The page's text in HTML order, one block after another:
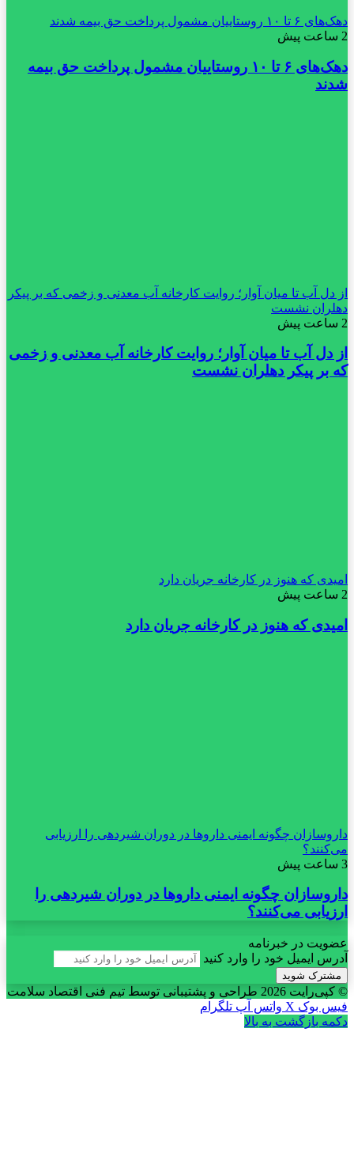
دهک‌های ۶ تا ۱۰ روستاییان مشمول پرداخت حق بیمه شدند
2 ساعت پیش
دهک‌های ۶ تا ۱۰ روستاییان مشمول پرداخت حق بیمه
شدند
از دل آب تا میان آوار؛ روایت کارخانه آب معدنی و زخمی که بر پیکر
دهلران نشست
2 ساعت پیش
از دل آب تا میان آوار؛ روایت کارخانه آب معدنی و زخمی
که بر پیکر دهلران نشست
امیدی که هنوز در کارخانه جریان دارد
2 ساعت پیش
امیدی که هنوز در کارخانه جریان دارد
داروسازان چگونه ایمنی داروها در دوران شیردهی را ارزیابی
می‌کنند؟
3 ساعت پیش
داروسازان چگونه ایمنی داروها در دوران شیردهی را
ارزیابی می‌کنند؟
عضویت در خبرنامه
آدرس ایمیل خود را وارد کنید
© کپی‌رایت 2026
طراحی و پشتیبانی توسط تیم فنی اقتصاد سلامت
فیس بوک X واتس آپ تلگرام
دکمه بازگشت به بالا